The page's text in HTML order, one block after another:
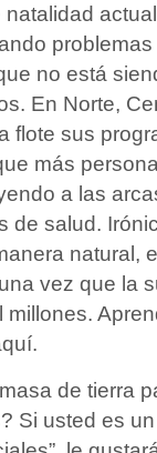
no está
En Norte,
flote sus
más
a las
de salud.
natural,
vez que la
de tierra
Si usted es